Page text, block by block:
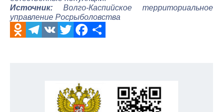
Источник: Волго-Каспийское территориальное
управление Росрыболовства